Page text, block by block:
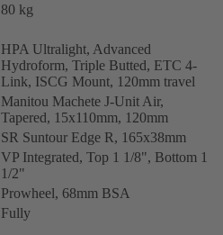
80 kg
HPA Ultralight, Advanced
Hydroform, Triple Butted, ETC 4-
Link, ISCG Mount, 120mm travel
Manitou Machete J-Unit Air,
Tapered, 15x110mm, 120mm
SR Suntour Edge R, 165x38mm
VP Integrated, Top 1 1/8", Bottom 1
1/2"
Prowheel, 68mm BSA
Fully